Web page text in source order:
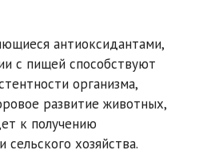
антиоксидантами,
с пищей способствуют
организма,
развитие животных,
к получению
хозяйства.